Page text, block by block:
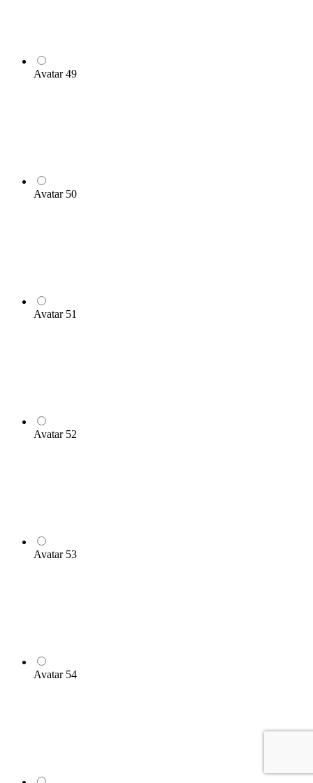
Avatar 49
Avatar 50
Avatar 51
Avatar 52
Avatar 53
Avatar 54